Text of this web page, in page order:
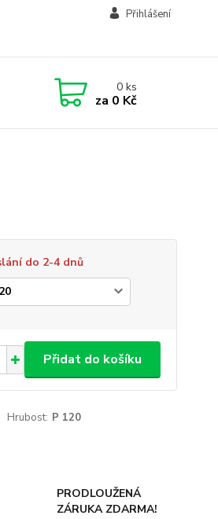
Přihlášení
0ks
za 0 Kč
do 2-4 dnů
Přidat do košíku
Hrubost: P 120
PRODLOUŽENÁ
ZÁRUKA ZDARMA!